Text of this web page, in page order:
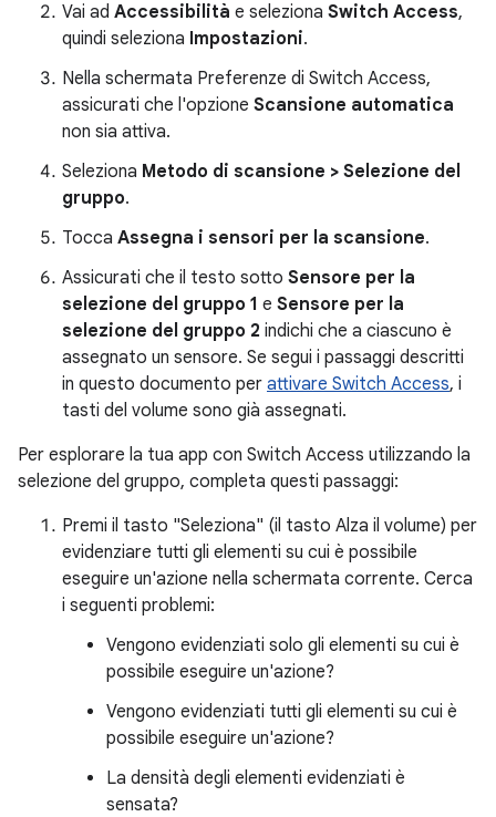
Vai ad Accessibilità e seleziona Switch Access,
quindi seleziona Impostazioni.
Nella schermata Preferenze di Switch Access,
assicurati che l'opzione Scansione automatica
non sia attiva.
Seleziona Metodo di scansione > Selezione del
gruppo.
Tocca Assegna i sensori per la scansione.
Assicurati che il testo sotto Sensore per la
selezione del gruppo 1 e Sensore per la
selezione del gruppo 2 indichi che a ciascuno è
assegnato un sensore. Se segui i passaggi descritti
in questo documento per attivare Switch Access, i
tasti del volume sono già assegnati.
Per esplorare la tua app con Switch Access utilizzando la
selezione del gruppo, completa questi passaggi:
Premi il tasto "Seleziona" (il tasto Alza il volume) per
evidenziare tutti gli elementi su cui è possibile
eseguire un'azione nella schermata corrente. Cerca
i seguenti problemi:
Vengono evidenziati solo gli elementi su cui è
possibile eseguire un'azione?
Vengono evidenziati tutti gli elementi su cui è
possibile eseguire un'azione?
La densità degli elementi evidenziati è
sensata?